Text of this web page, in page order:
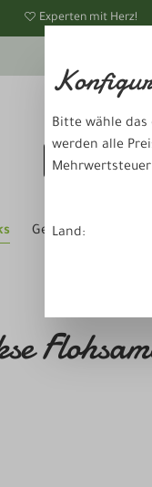
Experten mit Herz!
Gesundheit & Pflege
Bitte wähle das
werden alle
Land: